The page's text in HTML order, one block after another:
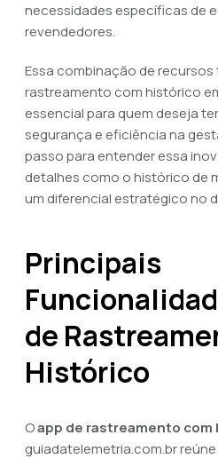
necessidades específicas de
revendedores.
Essa combinação de
rastreamento com histórico
essencial para quem deseja
segurança e eficiência na
passo para entender essa
detalhes como o histórico de
um diferencial estratégico no
Principais
de
Histórico
Oapp de rastreamento
guiadatelemetria.com.br